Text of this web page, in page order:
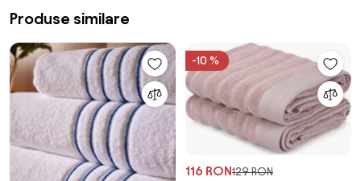
Produse similare
-10 %
116 RON129 RON